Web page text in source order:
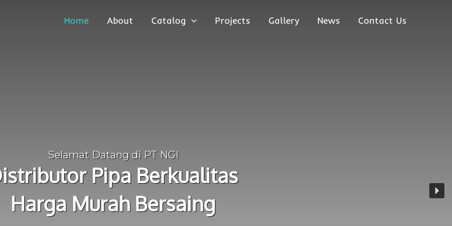
Home About Catalog Projects Gallery News Contact Us